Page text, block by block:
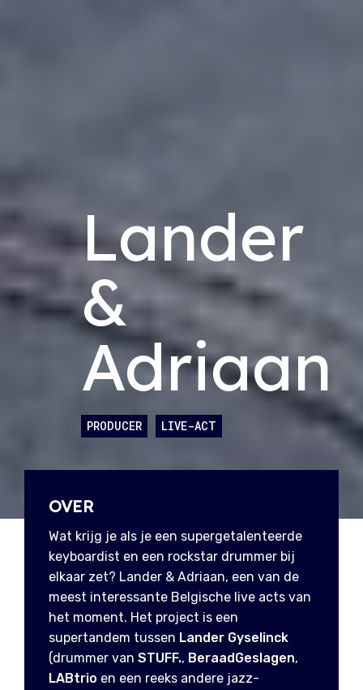
Lander
&
Adriaan
PRODUCER LIVE-ACT
OVER
Wat krijg je als je een supergetalenteerde
keyboardist en een rockstar drummer bij
elkaar zet? Lander & Adriaan, een van de
meest interessante Belgische live acts van
het moment. Het project is een
supertandem tussen Lander Gyselinck
(drummer van STUFF., BeraadGeslagen,
LABtrio en een reeks andere jazz-